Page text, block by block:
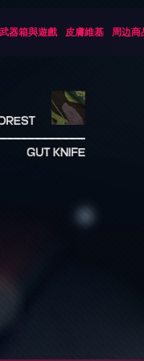
武器箱與遊戲 皮膚維基 周边商